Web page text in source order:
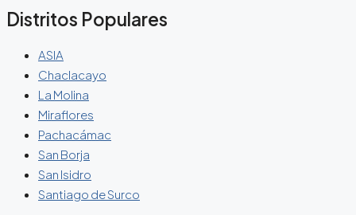
Distritos Populares
ASIA
Chaclacayo
La Molina
Miraflores
Pachacámac
San Borja
San Isidro
Santiago de Surco